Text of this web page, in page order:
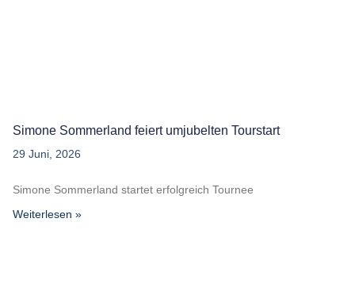
Simone Sommerland feiert umjubelten Tourstart
29 Juni, 2026
Simone Sommerland startet erfolgreich Tournee
Weiterlesen »